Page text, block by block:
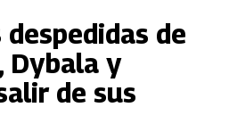
de
Dybala y
de sus